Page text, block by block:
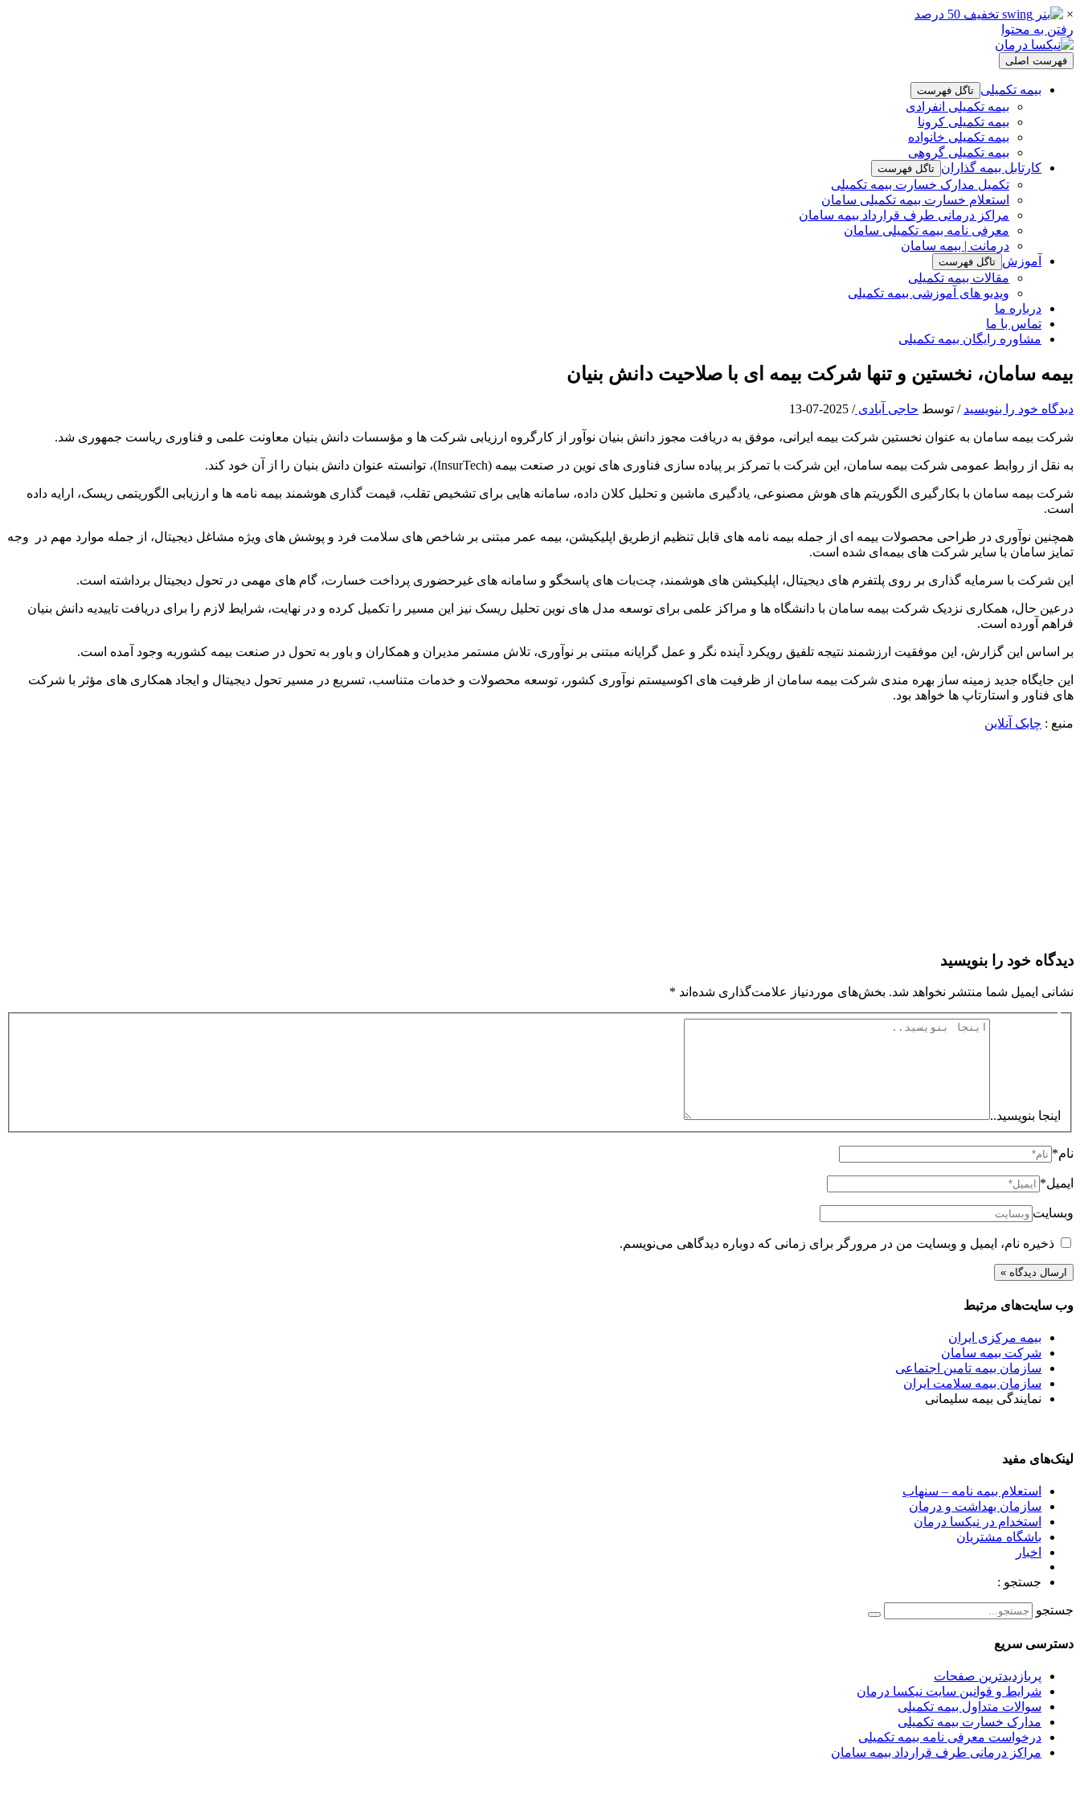
×
رفتن به محتوا
فهرست اصلی
بیمه تکمیلی تاگل فهرست
بیمه تکمیلی انفرادی
بیمه تکمیلی کرونا
بیمه تکمیلی خانواده
بیمه تکمیلی گروهی
کارتابل بیمه گذاران تاگل فهرست
تکمیل مدارک خسارت بیمه تکمیلی
استعلام خسارت بیمه تکمیلی سامان
مراکز درمانی طرف قرارداد بیمه سامان
معرفی نامه بیمه تکمیلی سامان
درمانت | بیمه سامان
آموزش تاگل فهرست
مقالات بیمه تکمیلی
ویدیو های آموزشی بیمه تکمیلی
درباره ما
تماس با ما
مشاوره رایگان بیمه تکمیلی
بیمه سامان، نخستین و تنها شرکت بیمه ای با صلاحیت دانش بنیان
دیدگاه‌ خود را بنویسید / توسط حاجی آبادی/
2025-07-13
شرکت بیمه سامان به عنوان نخستین شرکت بیمه ایرانی، موفق به دریافت مجوز دانش‌ بنیان نوآور از کارگروه ارزیابی شرکت‌ ها و مؤسسات دانش‌ بنیان معاونت علمی و فناوری ریاست جمهوری شد.
به نقل از روابط عمومی شرکت بیمه سامان، این شرکت با تمرکز بر پیاده‌ سازی فناوری‌ های نوین در صنعت بیمه (InsurTech)، توانسته عنوان دانش‌ بنیان را از آن خود کند.
شرکت بیمه سامان با بکارگیری الگوریتم‌ های هوش مصنوعی، یادگیری ماشین و تحلیل کلان‌ داده، سامانه‌ هایی برای تشخیص تقلب، قیمت‌ گذاری هوشمند بیمه‌ نامه‌ ها و ارزیابی الگوریتمی ریسک، ارایه داده
است.
همچنین نوآوری در طراحی محصولات بیمه‌ ای از جمله بیمه‌ نامه‌ های قابل تنظیم ازطریق اپلیکیشن، بیمه عمر مبتنی بر شاخص‌ های سلامت فرد و پوشش‌ های ویژه مشاغل دیجیتال، از جمله موارد مهم در وجه
تمایز سامان با سایر شرکت‌ های بیمه‌ای شده است.
این شرکت با سرمایه‌ گذاری بر روی پلتفرم‌ های دیجیتال، اپلیکیشن‌ های هوشمند، چت‌بات‌ های پاسخگو و سامانه‌ های غیرحضوری پرداخت خسارت، گام‌ های مهمی در تحول دیجیتال برداشته است.
درعین حال، همکاری نزدیک شرکت بیمه سامان با دانشگاه‌ ها و مراکز علمی برای توسعه مدل‌ های نوین تحلیل ریسک نیز این مسیر را تکمیل کرده و در نهایت، شرایط لازم را برای دریافت تاییدیه دانش‌ بنیان
فراهم آورده است.
بر اساس این گزارش، این موفقیت ارزشمند نتیجه تلفیق رویکرد آینده‌ نگر و عمل‌ گرایانه مبتنی بر نوآوری، تلاش مستمر مدیران و همکاران و باور به تحول در صنعت بیمه کشوربه وجود آمده است.
این جایگاه جدید زمینه‌ ساز بهره‌ مندی شرکت بیمه سامان از ظرفیت‌ های اکوسیستم نوآوری کشور، توسعه محصولات و خدمات متناسب، تسریع در مسیر تحول دیجیتال و ایجاد همکاری‌ های مؤثر با شرکت‌
های فناور و استارتاپ‌ ها خواهد بود.
منبع : چابک آنلاین
دیدگاه‌ خود را بنویسید
نشانی ایمیل شما منتشر نخواهد شد. بخش‌های موردنیاز علامت‌گذاری شده‌اند *
اینجا بنویسید..
نام*
ایمیل*
وبسایت
ذخیره نام، ایمیل و وبسایت من در مرورگر برای زمانی که دوباره دیدگاهی می‌نویسم.
وب سایت‌های مرتبط
بیمه مرکزی ایران
شرکت بیمه سامان
سازمان بیمه تامین اجتماعی
سازمان بیمه سلامت ایران
نمایندگی بیمه سلیمانی
لینک‌های مفید
استعلام بیمه نامه – سنهاب
سازمان بهداشت و درمان
استخدام در نیکسا درمان
باشگاه مشتریان
اخبار
جستجو :
جستجو
دسترسی سریع
پربازدیدترین صفحات
شرایط و قوانین سایت نیکسا درمان
سوالات متداول بیمه تکمیلی
مدارک خسارت بیمه تکمیلی
درخواست معرفی نامه بیمه تکمیلی
مراکز درمانی طرف قرارداد بیمه سامان